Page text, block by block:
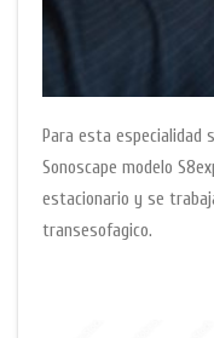
Para esta especialidad
Sonoscape modelo
estacionario y se
transesofagico.